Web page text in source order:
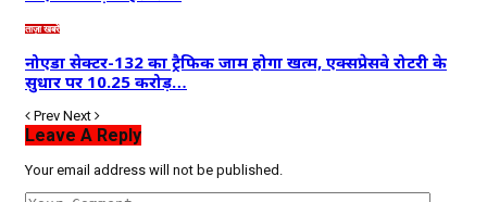
ताज़ा खबरें
नोएडा सेक्टर-132 का ट्रैफिक जाम होगा खत्म, एक्सप्रेसवे रोटरी के
सुधार पर 10.25 करोड़…
Prev Next
Leave A Reply
Your email address will not be published.